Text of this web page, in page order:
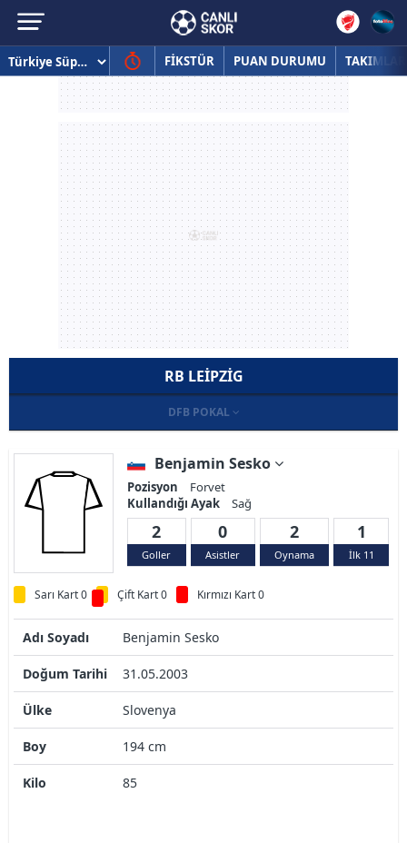
FİKSTÜR PUAN DURUMU TAKIMLAR
RB LEIPZIG
DFB POKAL
Benjamin Sesko
Pozisyon
Forvet
Kullandığı Ayak
Sağ
2
Goller
0
Asistler
2
Oynama
1
İlk 11
Sarı Kart 0 Çift Kart 0 Kırmızı Kart 0
Adı Soyadı Benjamin Sesko
Doğum Tarihi 31.05.2003
Ülke Slovenya
Boy 194 cm
Kilo 85